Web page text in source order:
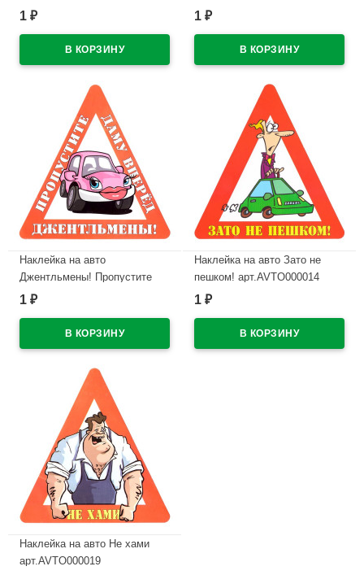
арт.AVTO000004
1 ₽
арт.AVTO000012
1 ₽
Наклейка на авто
Джентльмены! Пропустите
даму вперед арт.AVTO000013
1 ₽
Наклейка на авто Зато не
пешком! арт.AVTO000014
1 ₽
Наклейка на авто Не хами
арт.AVTO000019